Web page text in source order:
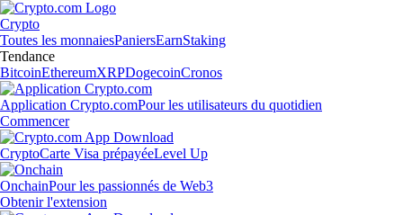
Crypto
Toutes les monnaiesPaniersEarnStaking
Tendance
BitcoinEthereumXRPDogecoinCronos
Application Crypto.comPour les utilisateurs du quotidien
Commencer
CryptoCarte Visa prépayéeLevel Up
OnchainPour les passionnés de Web3
Obtenir l'extension